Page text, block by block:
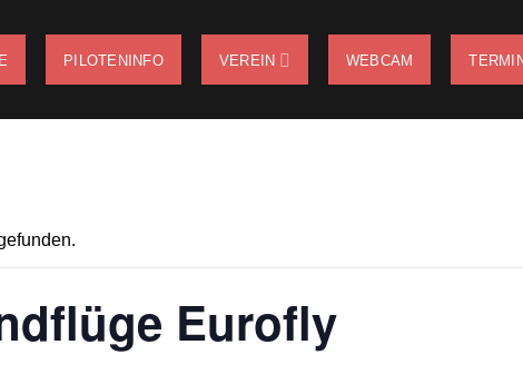
PILOTENINFO VEREIN WEBCAM
Eurofly